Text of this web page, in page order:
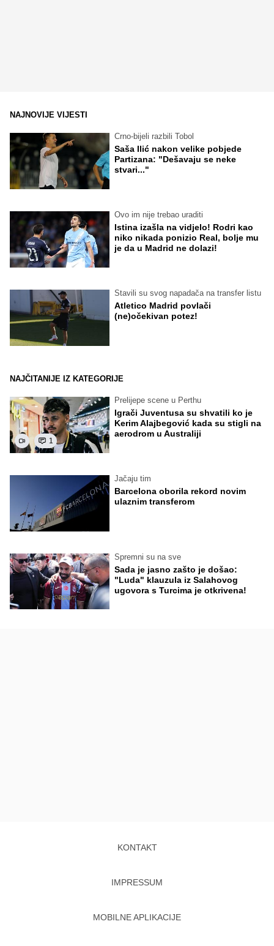
NAJNOVIJE VIJESTI
Crno-bijeli razbili Tobol
Saša Ilić nakon velike pobjede
Partizana: "Dešavaju se neke
stvari..."
Ovo im nije trebao uraditi
Istina izašla na vidjelo! Rodri kao
niko nikada ponizio Real, bolje mu
je da u Madrid ne dolazi!
Stavili su svog napadača na transfer listu
Atletico Madrid povlači
(ne)očekivan potez!
NAJČITANIJE IZ KATEGORIJE
1
Prelijepe scene u Perthu
Igrači Juventusa su shvatili ko je
Kerim Alajbegović kada su stigli na
aerodrom u Australiji
Jačaju tim
Barcelona oborila rekord novim
ulaznim transferom
Spremni su na sve
Sada je jasno zašto je došao:
"Luda" klauzula iz Salahovog
ugovora s Turcima je otkrivena!
KONTAKT
IMPRESSUM
MOBILNE APLIKACIJE